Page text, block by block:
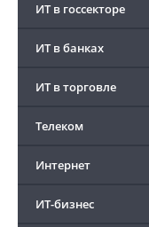
ИТ в госсекторе
ИТ в банках
ИТ в торговле
Телеком
Интернет
ИТ-бизнес